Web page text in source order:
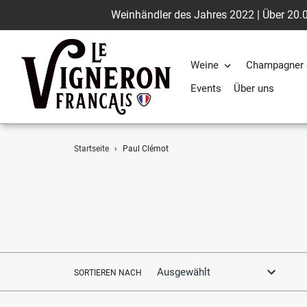
Weinhändler des Jahres 2022 | Über
Weine Champagner
Events
Über uns
Startseite › Paul Clémot
SORTIEREN NACH